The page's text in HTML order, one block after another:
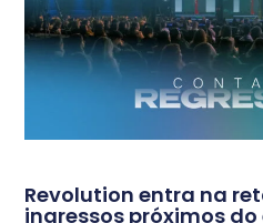
Revolution entra na
ingressos próximos